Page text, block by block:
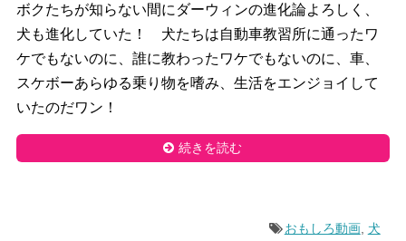
ボクたちが知らない間にダーウィンの進化論よろしく、
犬も進化していた！ 犬たちは自動車教習所に通ったワ
ケでもないのに、誰に教わったワケでもないのに、車、
スケボーあらゆる乗り物を嗜み、生活をエンジョイして
いたのだワン！
続きを読む
おもしろ動画, 犬